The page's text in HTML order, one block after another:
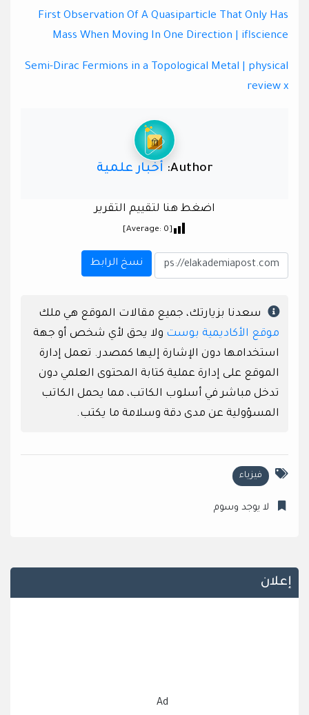
First Observation Of A Quasiparticle That Only Has
Mass When Moving In One Direction | iflscience
Semi-Dirac Fermions in a Topological Metal | physical
review x
Author: أخبار علمية
اضغط هنا لتقييم التقرير
[Average:
0
]
نسخ الرابط
سعدنا بزيارتك، جميع مقالات الموقع هي ملك
موقع الأكاديمية بوست ولا يحق لأي شخص أو جهة
استخدامها دون الإشارة إليها كمصدر. تعمل إدارة
الموقع على إدارة عملية كتابة المحتوى العلمي دون
تدخل مباشر في أسلوب الكاتب، مما يحمل الكاتب
المسؤولية عن مدى دقة وسلامة ما يكتب.
فيزياء
لا يوجد وسوم
إعلان
Ad